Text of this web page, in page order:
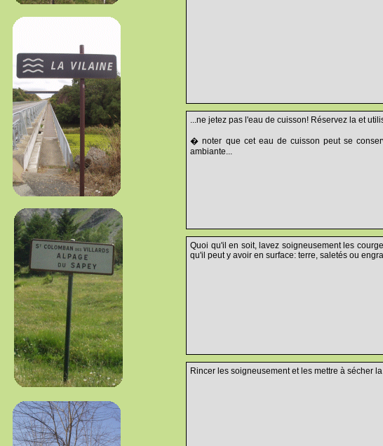
...ne jetez pas l'eau de cuisson! Réservez la et
� noter que cet eau de cuisson peut se
ambiante...
Quoi qu'il en soit, lavez soigneusement les
qu'il peut y avoir en surface: terre, saletés ou
Rincer les soigneusement et les mettre à sécher